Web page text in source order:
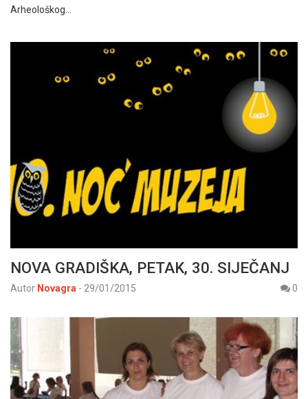
Arheološkog…
NOVA GRADIŠKA, PETAK, 30. SIJEČANJ
Autor Novagra - 29/01/2015 0